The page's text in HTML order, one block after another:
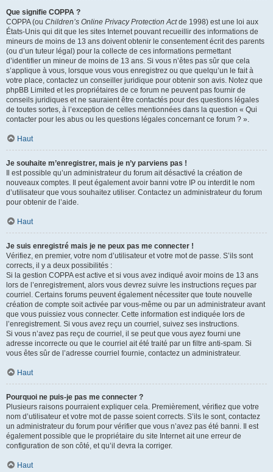
Que signifie COPPA ?
COPPA (ou Children’s Online Privacy Protection Actde 1998) est une loi aux
États-Unis qui dit que les sites Internet pouvant recueillir des informations de
mineurs de moins de 13 ans doivent obtenir le consentement écrit des parents
(ou d’un tuteur légal) pour la collecte de ces informations permettant
d’identifier un mineur de moins de 13 ans. Si vous n’êtes pas sûr que cela
s’applique à vous, lorsque vous vous enregistrez ou que quelqu’un le fait à
votre place, contactez un conseiller juridique pour obtenir son avis. Notez que
phpBB Limited et les propriétaires de ce forum ne peuvent pas fournir de
conseils juridiques et ne sauraient être contactés pour des questions légales
de toutes sortes, à l’exception de celles mentionnées dans la question « Qui
contacter pour les abus ou les questions légales concernant ce forum ? ».
Haut
Je souhaite m’enregistrer, mais je n’y parviens pas !
Il est possible qu’un administrateur du forum ait désactivé la création de
nouveaux comptes. Il peut également avoir banni votre IP ou interdit le nom
d’utilisateur que vous souhaitez utiliser. Contactez un administrateur du forum
pour obtenir de l’aide.
Haut
Je suis enregistré mais je ne peux pas me connecter !
Vérifiez, en premier, votre nom d’utilisateur et votre mot de passe. S’ils sont
corrects, il y a deux possibilités :
Si la gestion COPPA est active et si vous avez indiqué avoir moins de 13 ans
lors de l’enregistrement, alors vous devrez suivre les instructions reçues par
courriel. Certains forums peuvent également nécessiter que toute nouvelle
création de compte soit activée par vous-même ou par un administrateur avant
que vous puissiez vous connecter. Cette information est indiquée lors de
l’enregistrement. Si vous avez reçu un courriel, suivez ses instructions.
Si vous n’avez pas reçu de courriel, il se peut que vous ayez fourni une
adresse incorrecte ou que le courriel ait été traité par un filtre anti-spam. Si
vous êtes sûr de l’adresse courriel fournie, contactez un administrateur.
Haut
Pourquoi ne puis-je pas me connecter ?
Plusieurs raisons pourraient expliquer cela. Premièrement, vérifiez que votre
nom d’utilisateur et votre mot de passe soient corrects. S’ils le sont, contactez
un administrateur du forum pour vérifier que vous n’avez pas été banni. Il est
également possible que le propriétaire du site Internet ait une erreur de
configuration de son côté, et qu’il devra la corriger.
Haut